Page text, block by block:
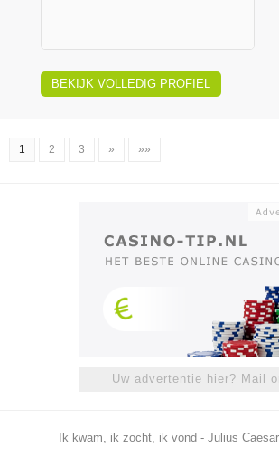
BEKIJK VOLLEDIG PROFIEL
1 2 3 » »»
Uw advertentie hier? Mail
Ik kwam, ik zocht, ik vond - Julius